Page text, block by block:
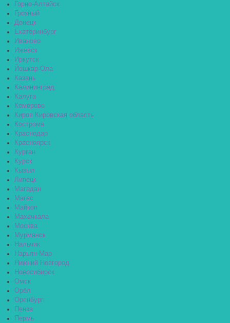
Горно-Алтайск
Грозный
Донецк
Екатеринбург
Иваново
Ижевск
Иркутск
Йошкар-Ола
Казань
Калининград
Калуга
Кемерово
Киров Кировская область
Кострома
Краснодар
Красноярск
Курган
Курск
Кызыл
Липецк
Магадан
Магас
Майкоп
Махачкала
Москва
Мурманск
Нальчик
Нарьян-Мар
Нижний Новгород
Новосибирск
Омск
Орёл
Оренбург
Пенза
Пермь